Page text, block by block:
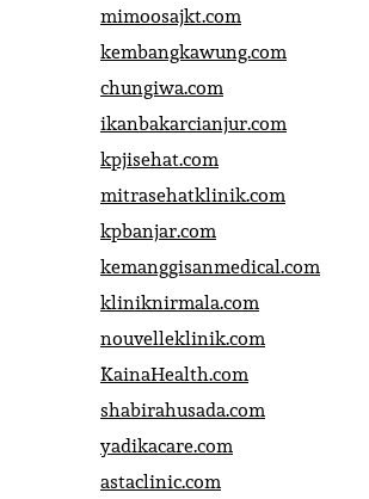
mimoosajkt.com
kembangkawung.com
chungiwa.com
ikanbakarcianjur.com
kpjisehat.com
mitrasehatklinik.com
kpbanjar.com
kemanggisanmedical.com
kliniknirmala.com
nouvelleklinik.com
KainaHealth.com
shabirahusada.com
yadikacare.com
astaclinic.com